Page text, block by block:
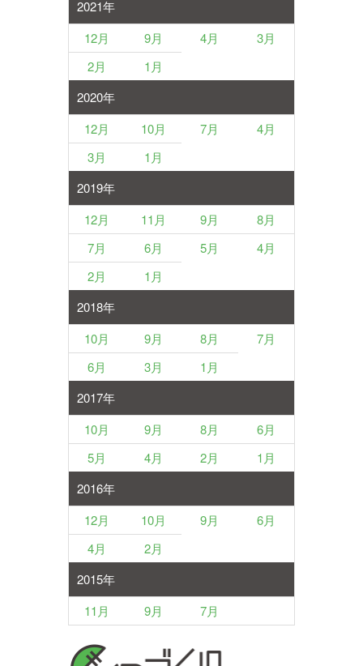
2021年
12月
9月 4月
3月
2月
1月
2020年
12月
10月 7月
4月
3月
1月
2019年
12月
11月 9月
8月
7月
6月 5月
4月
2月
1月
2018年
10月
9月 8月
7月
6月
3月
1月
2017年
10月
9月 8月
6月
5月
4月 2月
1月
2016年
12月
10月 9月
6月
4月
2月
2015年
11月
9月 7月